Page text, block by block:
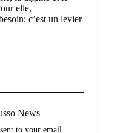
elle,
c’est un levier
News
to your email.